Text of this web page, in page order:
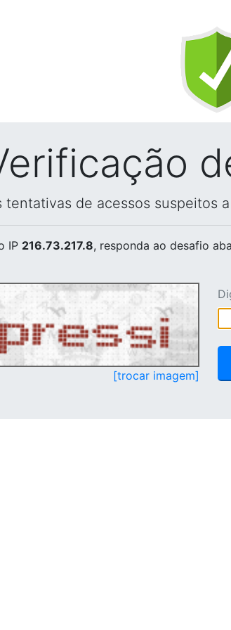
tentativas de acessos suspeitos
IP 216.73.217.8, responda ao desafio
[trocar imagem]